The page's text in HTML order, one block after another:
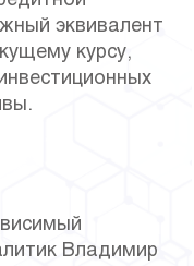
эквивалент
курсу,
Владимир